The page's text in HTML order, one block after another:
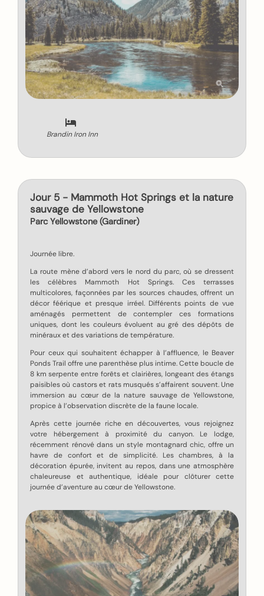
Brandin Iron Inn
Jour 5 - Mammoth Hot Springs et la nature
sauvage de Yellowstone
Parc Yellowstone (Gardiner)
Journée libre.
La route mène d’abord vers le nord du parc, où se dressent
les célèbres Mammoth Hot Springs. Ces terrasses
multicolores, façonnées par les sources chaudes, offrent un
décor féérique et presque irréel. Différents points de vue
aménagés permettent de contempler ces formations
uniques, dont les couleurs évoluent au gré des dépôts de
minéraux et des variations de température.
Pour ceux qui souhaitent échapper à l’affluence, le Beaver
Ponds Trail offre une parenthèse plus intime. Cette boucle de
8 km serpente entre forêts et clairières, longeant des étangs
paisibles où castors et rats musqués s’affairent souvent. Une
immersion au cœur de la nature sauvage de Yellowstone,
propice à l’observation discrète de la faune locale.
Après cette journée riche en découvertes, vous rejoignez
votre hébergement à proximité du canyon. Le lodge,
récemment rénové dans un style montagnard chic, offre un
havre de confort et de simplicité. Les chambres, à la
décoration épurée, invitent au repos, dans une atmosphère
chaleureuse et authentique, idéale pour clôturer cette
journée d’aventure au cœur de Yellowstone.